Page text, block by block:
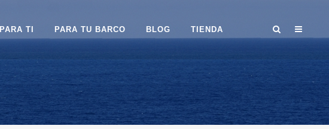
PARA TI PARA TU BARCO BLOG TIENDA